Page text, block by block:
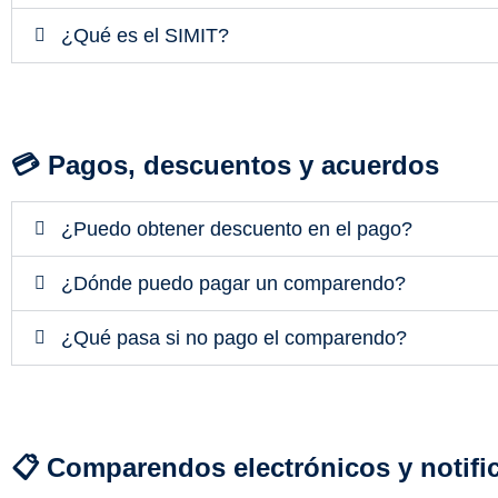
¿Qué es el SIMIT?
💳 Pagos, descuentos y acuerdos
¿Puedo obtener descuento en el pago?
¿Dónde puedo pagar un comparendo?
¿Qué pasa si no pago el comparendo?
📋 Comparendos electrónicos y